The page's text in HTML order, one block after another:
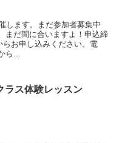
します。まだ参加者募集中
まだ間に合いますよ！申込締
お申し込みください。電
ら...
ラス体験レッスン